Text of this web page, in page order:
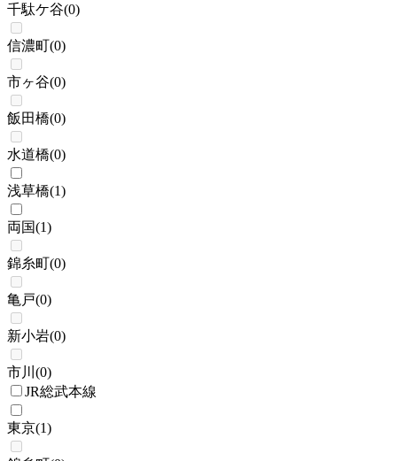
千駄ケ谷(0)
信濃町(0)
市ヶ谷(0)
飯田橋(0)
水道橋(0)
浅草橋(1)
両国(1)
錦糸町(0)
亀戸(0)
新小岩(0)
市川 (0)
JR総武本線
東京(1)